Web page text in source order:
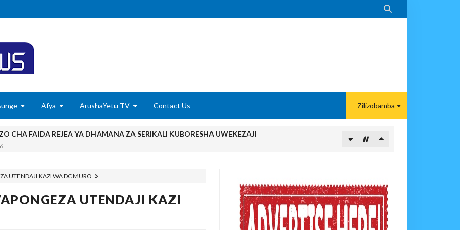

Afya ArushaYetu TV Contact Us Zilizobamba
CHA FAIDA REJEA YA DHAMANA ZA SERIKALI KUBORESHA UWEKEZAJI
WAOMBA MAFUNZO ENDELEVU YA USALAMA NA AFYA KAZINI
UTENDAJI KAZI WA DC MURO
UTENDAJI KAZI